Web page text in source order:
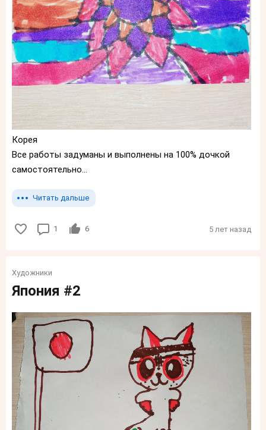
Корея
Все работы задуманы и выполнены на 100% дочкой
самостоятельно...
Читать дальше
1 6 5 лет назад
Художники
Япония #2